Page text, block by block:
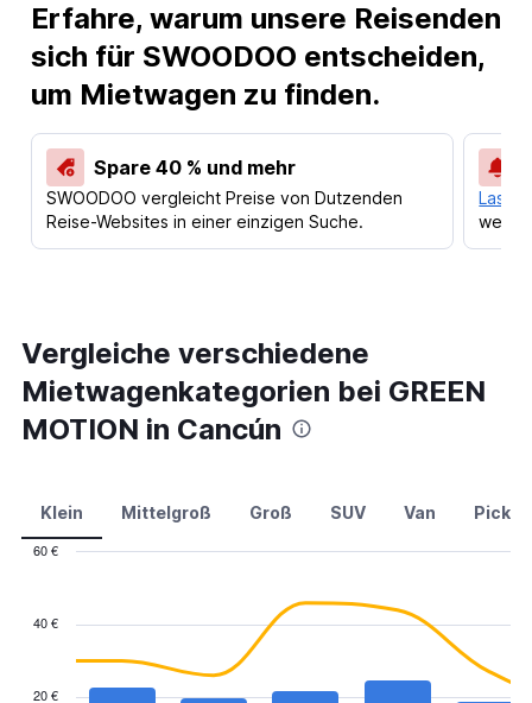
Erfahre, warum unsere Reisenden
sich für SWOODOO entscheiden,
um Mietwagen zu finden.
Spare 40 % und mehr
SWOODOO vergleicht Preise von Dutzenden
Reise-Websites in einer einzigen Suche.
Lass
Vergleiche verschiedene
Mietwagenkategorien bei GREEN
MOTION in Cancún
Klein Mittelgroß Groß SUV Van Pick-
20 €
40 €
60 €